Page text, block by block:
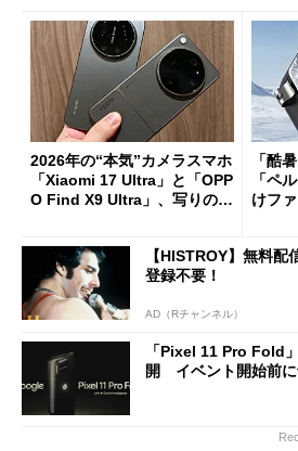
2026年の“本気”カメラスマホ
「Xiaomi 17 Ultra」と「OPP
O Find X9 Ultra」、写りの違
「酷
「ペ
けフ
【HISTROY】無料
登録不要！
AD（Rチャンネル）
「Pixel 11 Pro Fold
開 イベント開始前に